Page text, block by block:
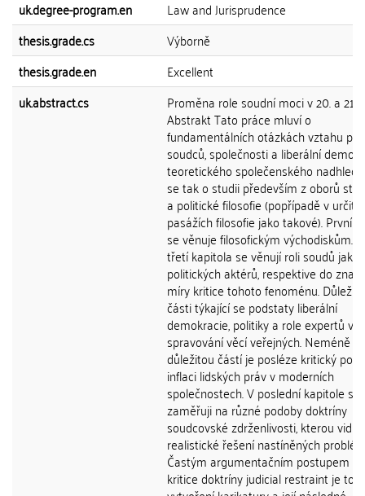
uk.degree-program.en
Law and Jurisprudence
thesis.grade.cs
Výborně
thesis.grade.en
Excellent
uk.abstract.cs
Proměna role soudní moci v 20. a 21.
Abstrakt Tato práce mluví o
fundamentálních otázkách vztahu
soudců, společnosti a liberální
teoretického společenského
se tak o studii především z oborů
a politické filosofie (popřípadě v
pasážích filosofie jako takové). První
se věnuje filosofickým východiskům.
třetí kapitola se věnují roli soudů
politických aktérů, respektive do
míry kritice tohoto fenoménu.
části týkající se podstaty liberální
demokracie, politiky a role expertů v
spravování věcí veřejných. Neméně
důležitou částí je posléze kritický
inflaci lidských práv v moderních
společnostech. V poslední kapitole se
zaměřuji na různé podoby doktríny
soudcovské zdrženlivosti, kterou
realistické řešení nastíněných
Častým argumentačním postupem při
kritice doktríny judicial restraint je